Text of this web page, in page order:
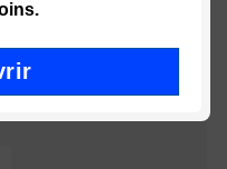
prix attractifs
Livraison rapide - Colissimo
72h